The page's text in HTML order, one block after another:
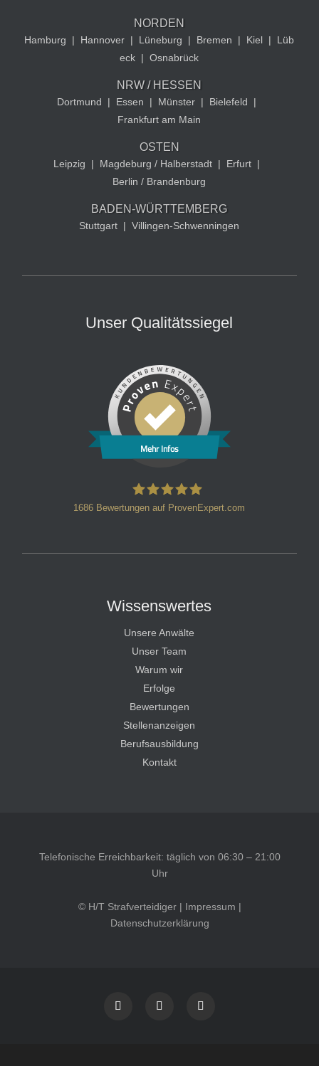
NORDEN
Hamburg | Hannover | Lüneburg | Bremen | Kiel |
Lüb
eck | Osnabrück
NRW / HESSEN
Dortmund | Essen | Münster | Bielefeld
|
Frankfurt am Main
OSTEN
Leipzig | Magdeburg / Halberstadt | Erfurt |
Berlin / Brandenburg
BADEN-WÜRTTEMBERG
Stuttgart | Villingen-Schwenningen
Unser Qualitätssiegel
Mehr Infos
1686 Bewertungen auf ProvenExpert.com
Wissenswertes
Unsere Anwälte
Unser Team
Warum wir
Erfolge
Bewertungen
Stellenanzeigen
Berufsausbildung
Kontakt
Telefonische Erreichbarkeit: täglich von 06:30 – 21:00
Uhr
© H/T Strafverteidiger | Impressum |
Datenschutzerklärung